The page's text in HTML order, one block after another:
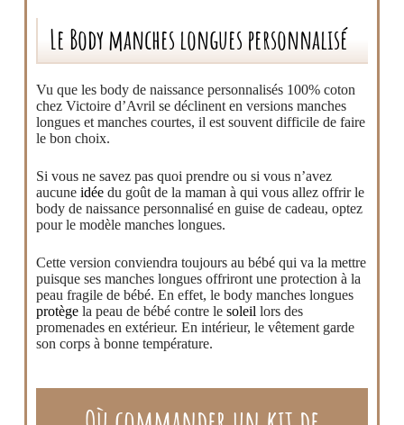
Le Body manches longues personnalisé
Vu que les body de naissance personnalisés 100% coton
chez Victoire d’Avril se déclinent en versions manches
longues et manches courtes, il est souvent difficile de faire
le bon choix.
Si vous ne savez pas quoi prendre ou si vous n’avez
aucune idéedu goût de la maman à qui vous allez offrir le
body de naissance personnalisé en guise de cadeau, optez
pour le modèle manches longues.
Cette version conviendra toujours au bébé qui va la mettre
puisque ses manches longues offriront une protection à la
peau fragile de bébé. En effet, le body manches longues
protègela peau de bébé contre le soleil lors des
promenades en extérieur. En intérieur, le vêtement garde
son corps à bonne température.